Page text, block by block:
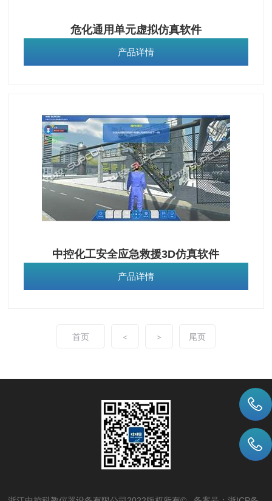
危化通用单元虚拟仿真软件
产品详情
中控化工安全应急救援3D仿真软件
产品详情
首页 ＜ ＞ 尾页